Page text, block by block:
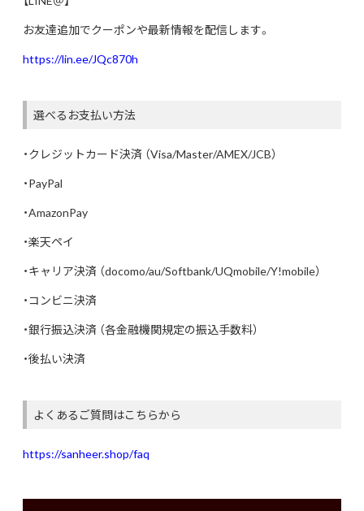
お友達追加でクーポンや最新情報を配信します。
https://lin.ee/JQc870h
選べるお支払い方法
・クレジットカード決済 （Visa/Master/AMEX/JCB）
・PayPal
・AmazonPay
・楽天ペイ
・キャリア決済 （docomo/au/Softbank/UQmobile/Y!mobile）
・コンビニ決済
・銀行振込決済 （各金融機関規定の振込手数料）
・後払い決済
よくあるご質問はこちらから
https://sanheer.shop/faq